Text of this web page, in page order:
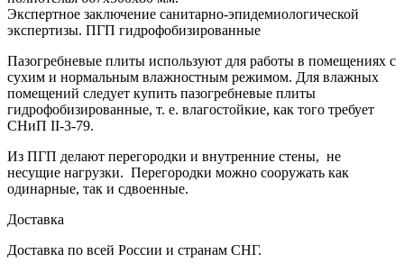
Экспертное заключение санитарно-эпидемиологической
экспертизы. ПГП гидрофобизированные
Пазогребневые плиты используют для работы в помещениях с
сухим и нормальным влажностным режимом. Для влажных
помещений следует купить пазогребневые плиты
гидрофобизированные, т. е. влагостойкие, как того требует
СНиП II-3-79.
Из ПГП делают перегородки и внутренние стены, не
несущие нагрузки. Перегородки можно сооружать как
одинарные, так и сдвоенные.
Доставка
Доставка по всей России и странам СНГ.